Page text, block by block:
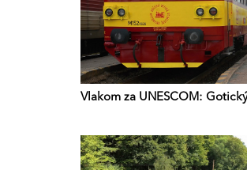
Vlakom za UNESCOM: